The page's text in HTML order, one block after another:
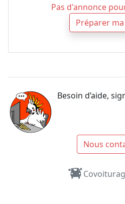
Pas d'annonce
Préparer
Besoin d’aide,
Nous